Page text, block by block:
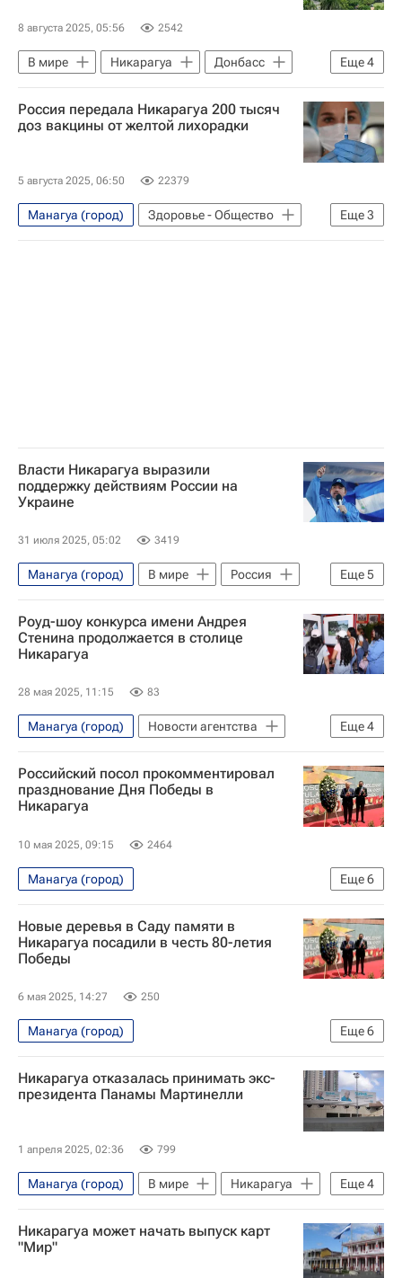
8 августа 2025, 05:56 2542
Еще4
В мире Никарагуа
Донбасс
Россия
Анна Кузнецова
Госдума РФ
Киев
Россия передала Никарагуа 200 тысяч
доз вакцины от желтой лихорадки
5 августа 2025, 06:50 22379
Еще3
Манагуа (город)
Здоровье - Общество
Никарагуа
Россия
Власти Никарагуа выразили
поддержку действиям России на
Украине
31 июля 2025, 05:02 3419
Еще5
Манагуа (город) В мире
Россия
Никарагуа
Даниэль Ортега
Владимир Путин
НАТО Украина
Роуд-шоу конкурса имени Андрея
Стенина продолжается в столице
Никарагуа
28 мая 2025, 11:15 83
Еще4
Манагуа (город)
Новости агентства
Андрей Стенин
Россия
Российский посол прокомментировал
празднование Дня Победы в
Никарагуа
10 мая 2025, 09:15 2464
Еще6
Манагуа (город)
80-летие Победы в Великой Отечественной войне
В мире
Россия
Никарагуа
Великая Отечественная война (1941-1945)
Новые деревья в Саду памяти в
Никарагуа посадили в честь 80-летия
Победы
6 мая 2025, 14:27 250
Еще6
Манагуа (город)
80-летие Победы в Великой Отечественной войне
Никарагуа
Россия
Российское географическое общество
80-летие Победы в Великой Отечественной войне
Никарагуа отказалась принимать экс-
президента Панамы Мартинелли
1 апреля 2025, 02:36 799
Еще4
Манагуа (город) В мире
Никарагуа
Панама
Рикардо Мартинелли
Интерпол
Odebrecht
Никарагуа может начать выпуск карт
"Мир"